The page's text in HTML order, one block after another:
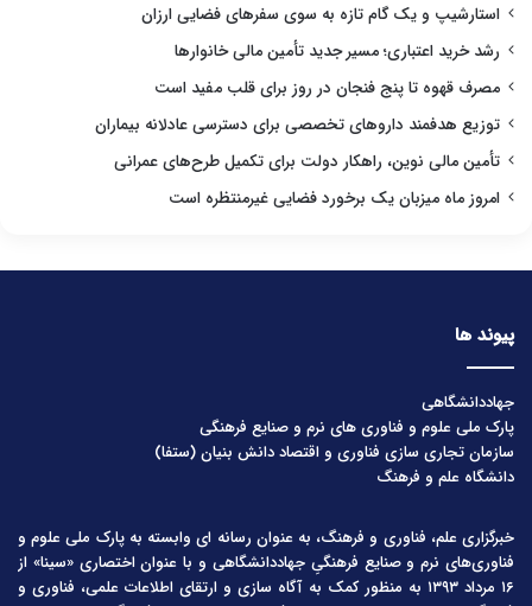
استارشیپ و یک گام تازه به سوی سفرهای فضایی ارزان
رشد خرید اعتباری؛ مسیر جدید تأمین مالی خانوارها
مصرف قهوه تا پنج فنجان در روز برای قلب مفید است
توزیع هدفمند داروهای تخصصی برای دسترسی عادلانه بیماران
تأمین مالی نوین، راهکار دولت برای تکمیل طرح‌های عمرانی
امروز ماه میزبان یک برخورد فضایی غیرمنتظره است
پیوند ها
جهاددانشگاهی
پارک ملی علوم و فناوری های نرم و صنایع فرهنگی
سازمان تجاری سازی فناوری و اقتصاد دانش بنیان (ستفا)
دانشگاه علم و فرهنگ
خبرگزاری علم، فناوری و فرهنگ، به عنوان رسانه ای وابسته به پارک ملی علوم و
فناوری‌های نرم و صنایع فرهنگیِ جهاددانشگاهی و با عنوان اختصاری «سینا» از
۱۶ مرداد ۱۳۹۳ به منظور کمک به آگاه سازی و ارتقای اطلاعات علمی، فناوری و